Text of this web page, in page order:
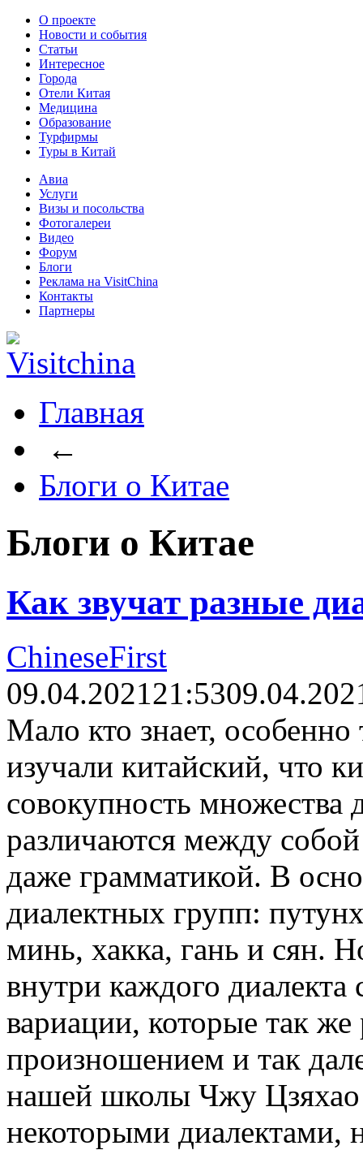
О проекте
Новости и события
Статьи
Интересное
Города
Отели Китая
Медицина
Образование
Турфирмы
Туры в Китай
Авиа
Услуги
Визы и посольства
Фотогалереи
Видео
Форум
Блоги
Реклама на VisitChina
Контакты
Партнеры
Главная
←
Блоги о Китае
Блоги о Китае
Как звучат разные
ChineseFirst
09.04.202121:53
Мало кто знает,
изучали китайский, что
совокупность множества
различаются между
даже грамматикой. В
диалектных групп:
минь, хакка, гань и сян.
внутри каждого
вариации, которые так
произношением и так
нашей школы Чжу Цзяхао
некоторыми диалектами,